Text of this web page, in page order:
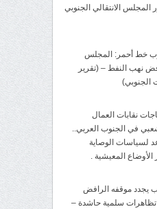
المجلس الانتقالي الجنوبي
خط أحمر: المجلس
نهب النفط – (تقرير
نقابات العمال
في الجنوب العربي..
لسياسات الوصاية
الأوضاع المعيشية .
يجدد موقفه الرافض
تظاهرات سلمية حاشدة –